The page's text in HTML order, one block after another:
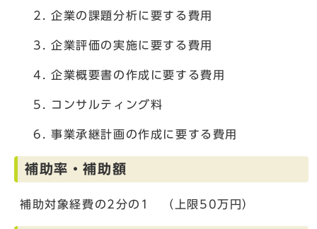
企業の課題分析に要する費用
企業評価の実施に要する費用
企業概要書の作成に要する費用
コンサルティング料
事業承継計画の作成に要する費用
補助率・補助額
補助対象経費の2分の1 （上限50万円）